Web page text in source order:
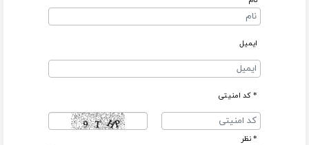
ایمیل
* کد امنیتی
* نظر